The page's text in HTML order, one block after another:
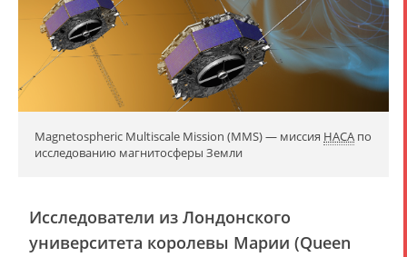
Magnetospheric Multiscale Mission (MMS) — миссия НАСА по
исследованию магнитосферы Земли
Исследователи из Лондонского
университета королевы Марии (Queen